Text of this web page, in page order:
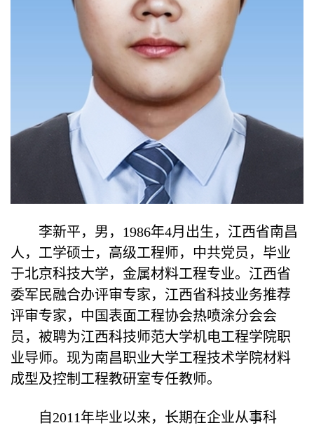
李新平，男，1986年4月出生，江西省南昌
人，工学硕士，高级工程师，中共党员，毕业
于北京科技大学，金属材料工程专业。江西省
委军民融合办评审专家，江西省科技业务推荐
评审专家，中国表面工程协会热喷涂分会会
员，被聘为江西科技师范大学机电工程学院职
业导师。现为南昌职业大学工程技术学院材料
成型及控制工程教研室专任教师。
自2011年毕业以来，长期在企业从事科